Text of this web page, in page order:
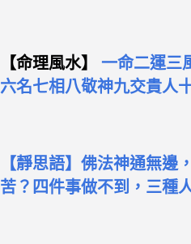
【命理風水】 一命二運三
六名七相八敬神九交貴人
【靜思語】佛法神通無邊
苦？四件事做不到，三種